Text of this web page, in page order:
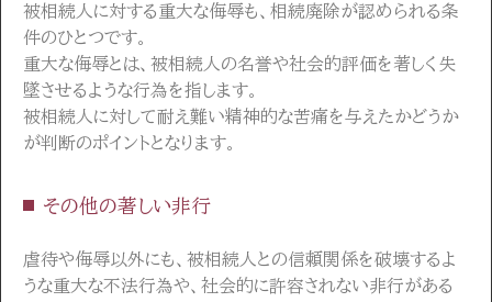
被相続人に対する重大な侮辱も、相続廃除が認められる条
件のひとつです。
重大な侮辱とは、被相続人の名誉や社会的評価を著しく失
墜させるような行為を指します。
被相続人に対して耐え難い精神的な苦痛を与えたかどうか
が判断のポイントとなります。
その他の著しい非行
虐待や侮辱以外にも、被相続人との信頼関係を破壊するよ
うな重大な不法行為や、社会的に許容されない非行がある